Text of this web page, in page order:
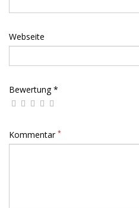
Webseite
Bewertung *
Kommentar *